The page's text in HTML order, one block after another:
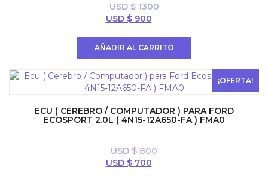
USD $1300
El
era:
$ 1300.
USD $900El
es:
$ 900.
AÑADIR AL CARRITO
¡OFERTA!
ECU ( CEREBRO / COMPUTADOR ) PARA FORD
ECOSPORT 2.0L ( 4N15-12A650-FA ) FMA0
USD $800
El
USD $700El